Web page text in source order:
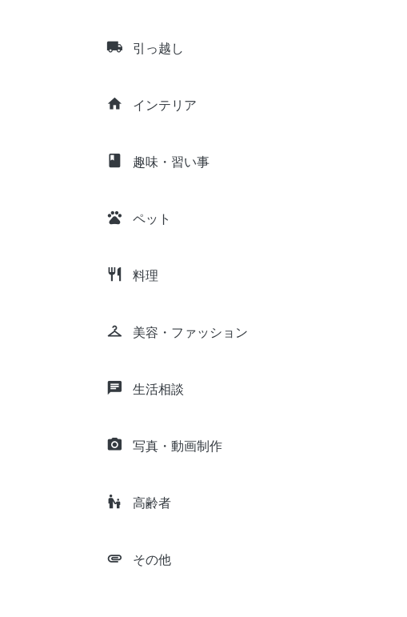
local_shipping 引っ越し
home インテリア
class 趣味・習い事
pets ペット
restaurant 料理
checkroom 美容・ファッション
chat 生活相談
camera_alt 写真・動画制作
escalator_warning 高齢者
attachment その他